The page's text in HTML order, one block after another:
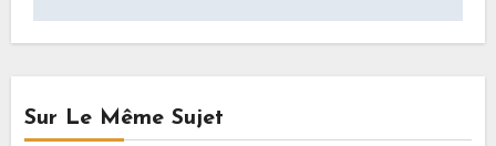
Sur Le Même Sujet